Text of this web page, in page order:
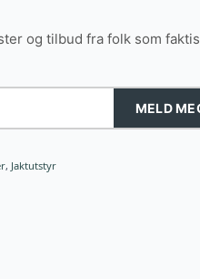
og tilbud fra folk som
MELD
, Jaktutstyr